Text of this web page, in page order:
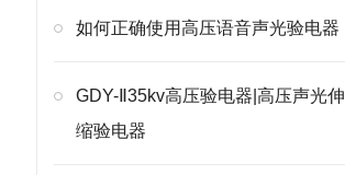
如何正确使用高压语音声光验电器
GDY-Ⅱ35kv高压验电器|高压声光伸
缩验电器